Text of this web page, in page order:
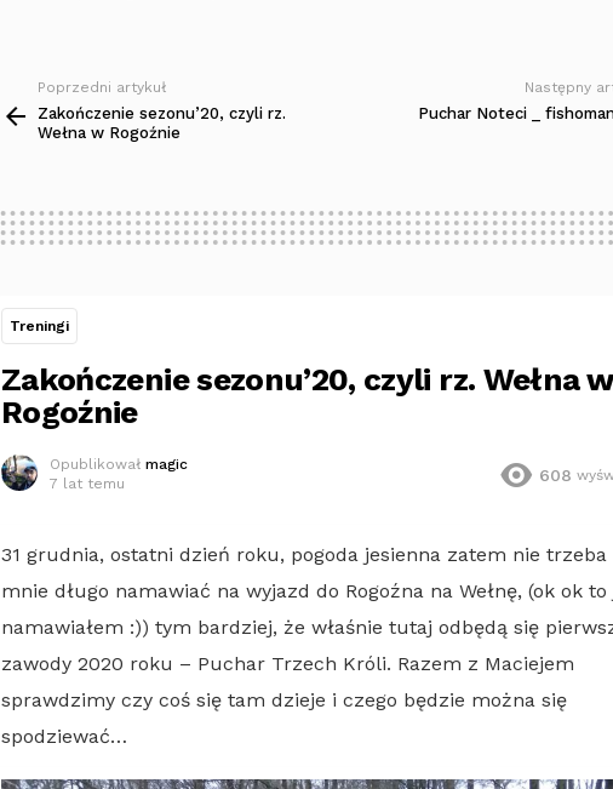
Zobacz
więcej
Poprzedni artykuł
Zakończenie sezonu’20, czyli rz.
Wełna w Rogoźnie
Następny
Puchar Noteci _
Treningi
Zakończenie sezonu’20, czyli rz. Wełna w
Rogoźnie
Opublikował magic
7 lat temu
608
31 grudnia, ostatni dzień roku, pogoda jesienna zatem nie trzeba
mnie długo namawiać na wyjazd do Rogoźna na Wełnę, (ok ok to
namawiałem :)) tym bardziej, że właśnie tutaj odbędą się
zawody 2020 roku – Puchar Trzech Króli. Razem z Maciejem
sprawdzimy czy coś się tam dzieje i czego będzie można się
spodziewać…